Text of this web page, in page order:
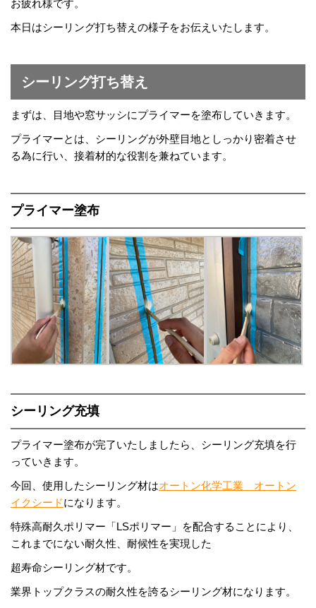
お疲れ様です。
本日はシーリング打ち替えの様子をお伝えいたします。
シーリング打ち替え
まずは、目地や窓サッシにプライマーを塗布していきます。
プライマーとは、シーリングが外壁目地としっかり密着させ
る為に行い、接着材的な役割を兼ねています。
プライマー塗布
シーリング充填
プライマー塗布が完了いたしましたら、シーリング充填を行
っていきます。
今回、使用したシーリング材はオートン化学工業 オートン
イクシードになります。
特殊高耐久ポリマー「LSポリマー」を配合することにより、
これまでにない耐久性、耐候性を実現した
超寿命シーリング材です。
業界トップクラスの耐久性を誇るシーリング材になります。